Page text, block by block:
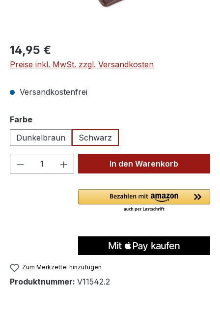
Regulärer Preis:
14,95 €
Preise inkl. MwSt. zzgl. Versandkosten
Versandkostenfrei
Farbeauswählen
Dunkelbraun
Schwarz
Produkt Anzahl: Gib denIn den Warenkorb
Zum Merkzettel hinzufügen
Produktnummer: V11542.2